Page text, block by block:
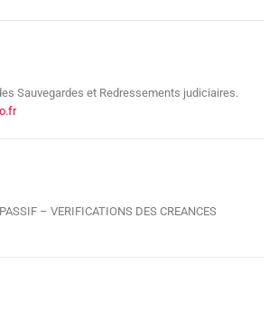
Sauvegardes et Redressements judiciaires.
– VERIFICATIONS DES CREANCES